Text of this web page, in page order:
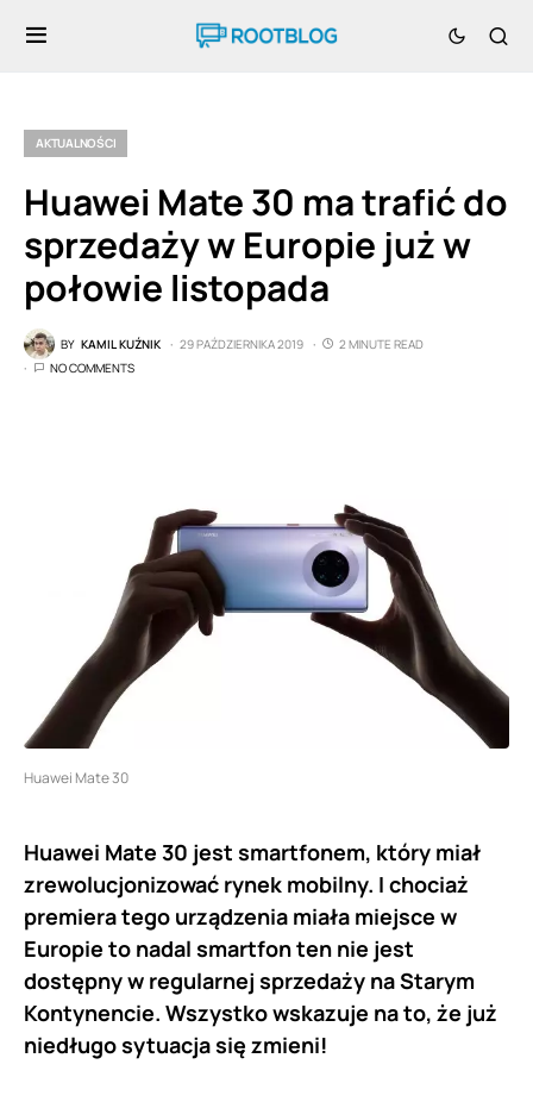
AKTUALNOŚCI
Huawei Mate 30 ma trafić do
sprzedaży w Europie już w
połowie listopada
BY KAMIL KUŹNIK 29 PAŹDZIERNIKA 2019
2 MINUTE READ
NO COMMENTS
Huawei Mate 30
Huawei Mate 30 jest smartfonem, który miał
zrewolucjonizować rynek mobilny. I chociaż
premiera tego urządzenia miała miejsce w
Europie to nadal smartfon ten nie jest
dostępny w regularnej sprzedaży na Starym
Kontynencie. Wszystko wskazuje na to, że już
niedługo sytuacja się zmieni!